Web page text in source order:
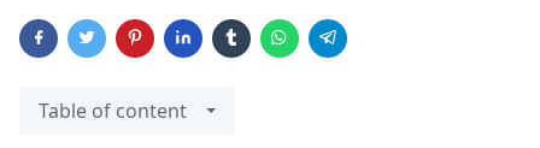
Table of content